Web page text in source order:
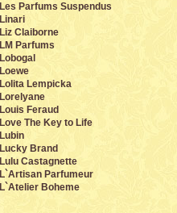
Les Parfums Suspendus
Linari
Liz Claiborne
LM Parfums
Lobogal
Loewe
Lolita Lempicka
Lorelyane
Louis Feraud
Love The Key to Life
Lubin
Lucky Brand
Lulu Castagnette
L`Artisan Parfumeur
L`Atelier Boheme